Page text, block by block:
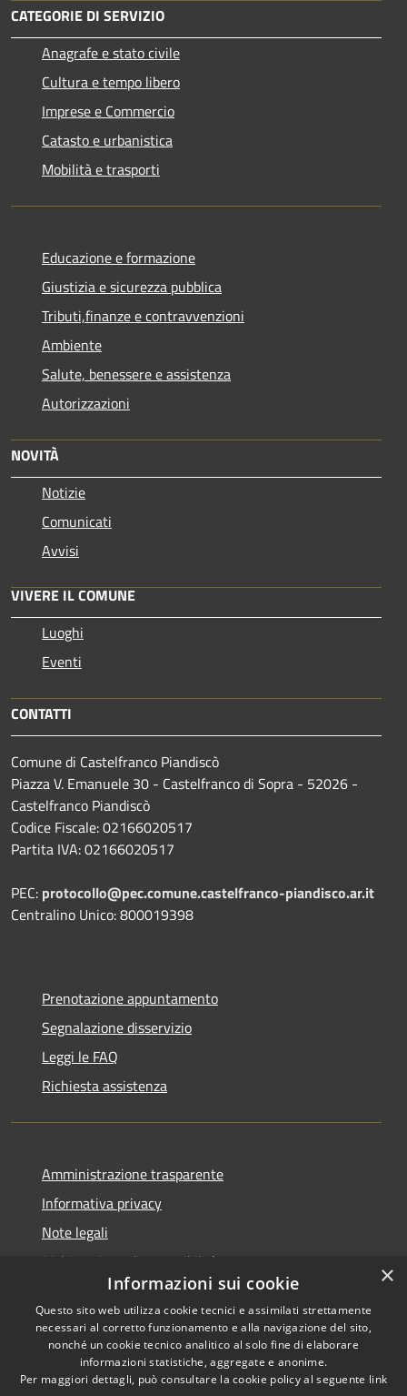
CATEGORIE DI SERVIZIO
Anagrafe e stato civile
Cultura e tempo libero
Imprese e Commercio
Catasto e urbanistica
Mobilità e trasporti
Educazione e formazione
Giustizia e sicurezza pubblica
Tributi,finanze e contravvenzioni
Ambiente
Salute, benessere e assistenza
Autorizzazioni
NOVITÀ
Notizie
Comunicati
Avvisi
VIVERE IL COMUNE
Luoghi
Eventi
CONTATTI
Comune di Castelfranco Piandiscò
Piazza V. Emanuele 30 - Castelfranco di Sopra - 52026 -
Castelfranco Piandiscò
Codice Fiscale: 02166020517
Partita IVA: 02166020517
PEC: protocollo@pec.comune.castelfranco-piandisco.ar.it
Centralino Unico: 800019398
Prenotazione appuntamento
Segnalazione disservizio
Leggi le FAQ
Richiesta assistenza
Amministrazione trasparente
Informativa privacy
Note legali
Dichiarazione di accessibilità
Accessibilità
Copyright © 2025 •
Comune di Castelfranco
×
Informazioni sui cookie
Questo sito web utilizza cookie tecnici e assimilati strettamente
necessari al corretto funzionamento e alla navigazione del sito,
nonché un cookie tecnico analitico al solo fine di elaborare
informazioni statistiche, aggregate e anonime.
Per maggiori dettagli, può consultare la cookie policy al seguente link